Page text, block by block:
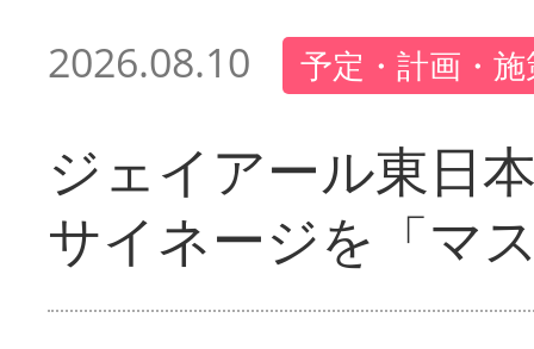
2026.08.10 予定・計画・
ジェイアール東日
サイネージを「マ